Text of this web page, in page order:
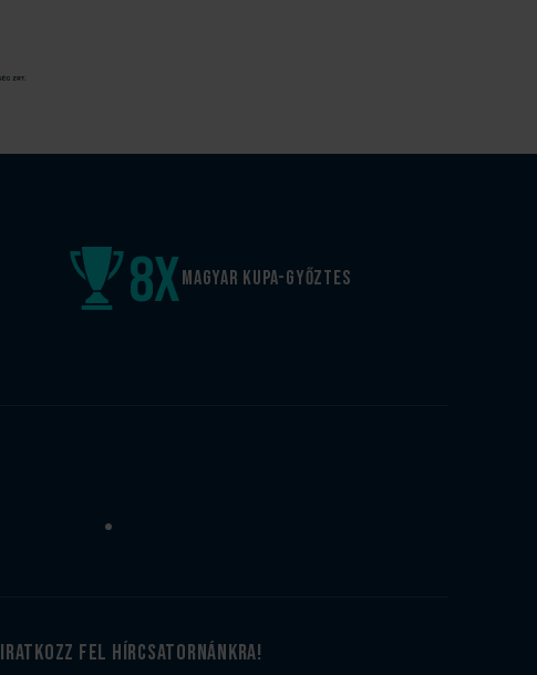
Magyar kupa-győztes
8x
iratkozz fel hírcsatornánkra!